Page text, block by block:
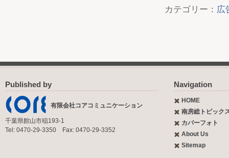
カテゴリー： 広
Published by
有限会社コアコミュニケーション
千葉県館山市稲193-1
Tel: 0470-29-3350 Fax: 0470-29-3352
Navigation
HOME
南房総トピック
カバーフォト
About Us
Sitemap